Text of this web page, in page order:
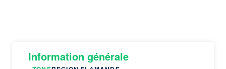
Information générale